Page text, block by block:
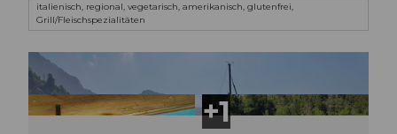
italienisch, regional, vegetarisch, amerikanisch, glutenfrei,
Grill/Fleischspezialitäten